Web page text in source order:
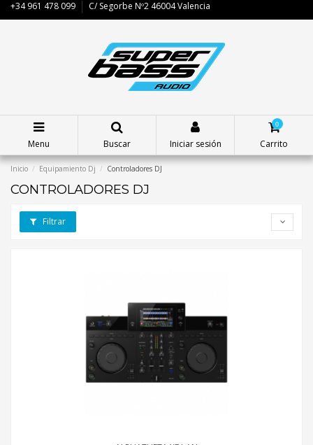
+34 961 478 099 C/ Segorbe Nº2 46004 Valencia
Menu Buscar Iniciar sesión
0
Carrito
Inicio Equipamiento Dj Controladores DJ
CONTROLADORES DJ
Filtrar